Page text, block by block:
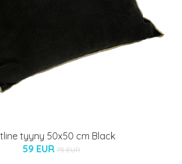
tyyny 50x50 cm Black
59 EUR 75 EUR